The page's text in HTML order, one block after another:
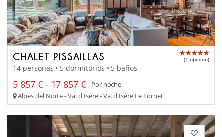
CHALET PISSAILLAS (1 opinion)
14 personas • 5 dormitorios • 5 baños
5 857 € - 17 857 €
Por noche
Alpes del Norte - Val d'Isère - Val d'Isère Le Fornet